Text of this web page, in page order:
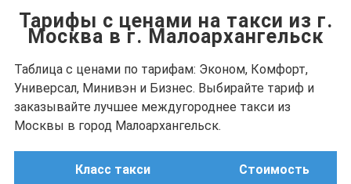
Тарифы с ценами на такси из г.
Москва в г. Малоархангельск
Таблица с ценами по тарифам: Эконом, Комфорт,
Универсал, Минивэн и Бизнес. Выбирайте тариф и
заказывайте лучшее междугороднее такси из
Москвы в город Малоархангельск.
Класс такси Стоимость